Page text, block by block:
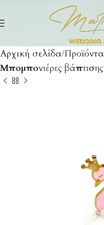
Αρχική σελίδα Προϊόντα
Μπομπονιέρες βάπτισης